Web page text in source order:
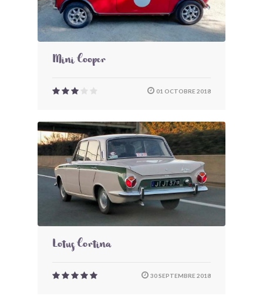
Mini Cooper
01 OCTOBRE 2018
Lotus Cortina
30 SEPTEMBRE 2018